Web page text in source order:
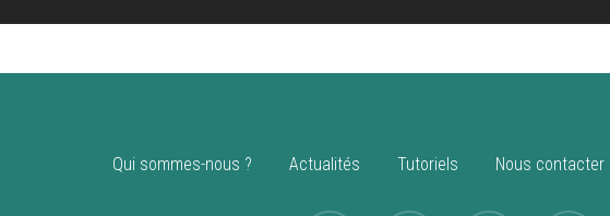
Qui sommes-nous ? Actualités Tutoriels Nous contacter